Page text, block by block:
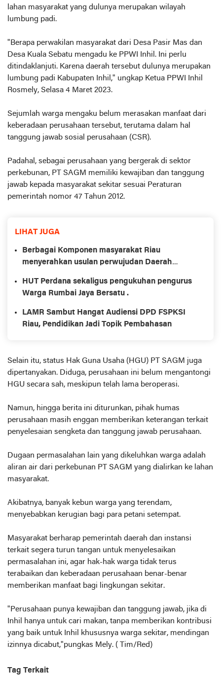
lahan masyarakat yang dulunya merupakan wilayah
lumbung padi.
"Berapa perwakilan masyarakat dari Desa Pasir Mas dan
Desa Kuala Sebatu mengadu ke PPWI Inhil. Ini perlu
ditindaklanjuti. Karena daerah tersebut dulunya merupakan
lumbung padi Kabupaten Inhil," ungkap Ketua PPWI Inhil
Rosmely, Selasa 4 Maret 2023.
Sejumlah warga mengaku belum merasakan manfaat dari
keberadaan perusahaan tersebut, terutama dalam hal
tanggung jawab sosial perusahaan (CSR).
Padahal, sebagai perusahaan yang bergerak di sektor
perkebunan, PT SAGM memiliki kewajiban dan tanggung
jawab kepada masyarakat sekitar sesuai Peraturan
pemerintah nomor 47 Tahun 2012.
LIHAT JUGA
Berbagai Komponen masyarakat Riau
menyerahkan usulan perwujudan Daerah
Rakyat ( DPR ) dan Dewan Perwakilan Daerah (
DPD )
HUT Perdana sekaligus pengukuhan pengurus
Warga Rumbai Jaya Bersatu .
LAMR Sambut Hangat Audiensi DPD FSPKSI
Riau, Pendidikan Jadi Topik Pembahasan
Selain itu, status Hak Guna Usaha (HGU) PT SAGM juga
dipertanyakan. Diduga, perusahaan ini belum mengantongi
HGU secara sah, meskipun telah lama beroperasi.
Namun, hingga berita ini diturunkan, pihak humas
perusahaan masih enggan memberikan keterangan terkait
penyelesaian sengketa dan tanggung jawab perusahaan.
Dugaan permasalahan lain yang dikeluhkan warga adalah
aliran air dari perkebunan PT SAGM yang dialirkan ke lahan
masyarakat.
Akibatnya, banyak kebun warga yang terendam,
menyebabkan kerugian bagi para petani setempat.
Masyarakat berharap pemerintah daerah dan instansi
terkait segera turun tangan untuk menyelesaikan
permasalahan ini, agar hak-hak warga tidak terus
terabaikan dan keberadaan perusahaan benar-benar
memberikan manfaat bagi lingkungan sekitar.
"Perusahaan punya kewajiban dan tanggung jawab, jika di
Inhil hanya untuk cari makan, tanpa memberikan kontribusi
yang baik untuk Inhil khususnya warga sekitar, mendingan
izinnya dicabut,"pungkas Mely. ( Tim/Red)
Tag Terkait